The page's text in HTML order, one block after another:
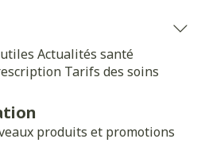
Actualités santé
Tarifs des soins
produits et promotions